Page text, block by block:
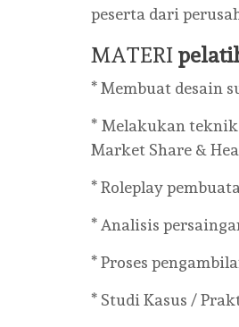
peserta dari
MATERI
* Membuat desain
* Melakukan
Market Share &
* Roleplay
* Analisis
* Proses
* Studi Kasus /